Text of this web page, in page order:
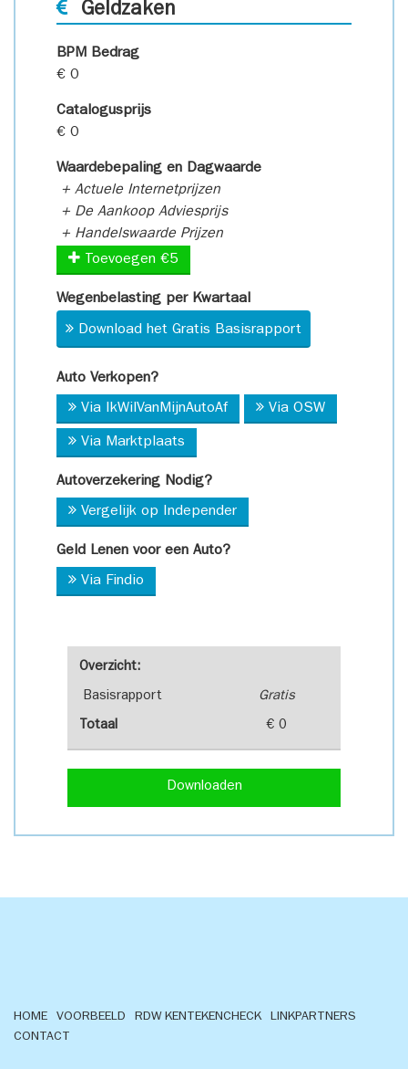
Overzicht:
Basisrapport Gratis
Totaal € 0
Downloaden
Geldzaken
BPM Bedrag
€ 0
Catalogusprijs
€ 0
Waardebepaling en Dagwaarde
+ Actuele Internetprijzen
+ De Aankoop Adviesprijs
+ Handelswaarde Prijzen
Toevoegen €5
Wegenbelasting per Kwartaal
Download het Gratis Basisrapport
Auto Verkopen?
Via IkWilVanMijnAutoAf Via OSW
Via Marktplaats
Autoverzekering Nodig?
Vergelijk op Independer
Geld Lenen voor een Auto?
Via Findio
HOME VOORBEELD RDW KENTEKENCHECK
LINKPARTNERS
CONTACT